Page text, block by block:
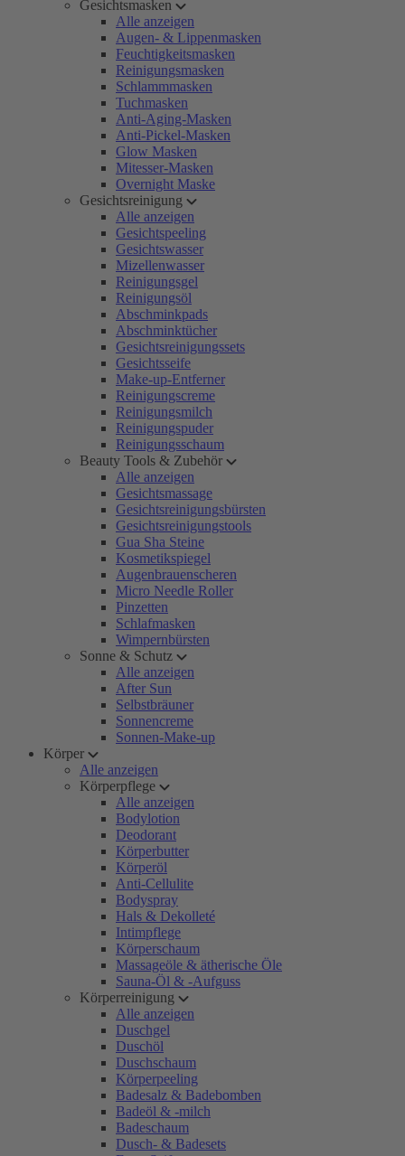
Gesichtsmasken
Alle anzeigen
Augen- & Lippenmasken
Feuchtigkeitsmasken
Reinigungsmasken
Schlammmasken
Tuchmasken
Anti-Aging-Masken
Anti-Pickel-Masken
Glow Masken
Mitesser-Masken
Overnight Maske
Gesichtsreinigung
Alle anzeigen
Gesichtspeeling
Gesichtswasser
Mizellenwasser
Reinigungsgel
Reinigungsöl
Abschminkpads
Abschminktücher
Gesichtsreinigungssets
Gesichtsseife
Make-up-Entferner
Reinigungscreme
Reinigungsmilch
Reinigungspuder
Reinigungsschaum
Beauty Tools & Zubehör
Alle anzeigen
Gesichtsmassage
Gesichtsreinigungsbürsten
Gesichtsreinigungstools
Gua Sha Steine
Kosmetikspiegel
Augenbrauenscheren
Micro Needle Roller
Pinzetten
Schlafmasken
Wimpernbürsten
Sonne & Schutz
Alle anzeigen
After Sun
Selbstbräuner
Sonnencreme
Sonnen-Make-up
Körper
Alle anzeigen
Körperpflege
Alle anzeigen
Bodylotion
Deodorant
Körperbutter
Körperöl
Anti-Cellulite
Bodyspray
Hals & Dekolleté
Intimpflege
Körperschaum
Massageöle & ätherische Öle
Sauna-Öl & -Aufguss
Körperreinigung
Alle anzeigen
Duschgel
Duschöl
Duschschaum
Körperpeeling
Badesalz & Badebomben
Badeöl & -milch
Badeschaum
Dusch- & Badesets